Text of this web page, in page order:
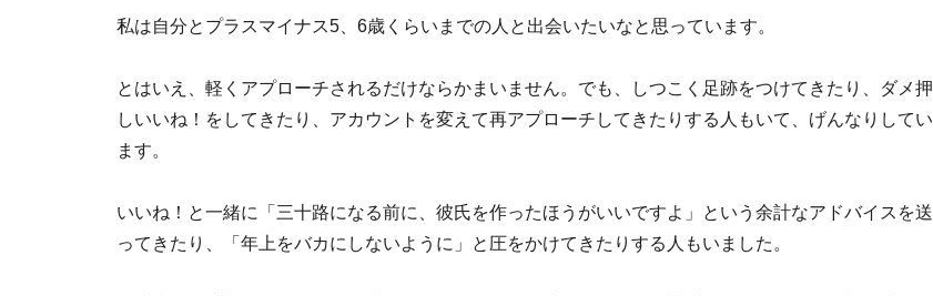
私は自分とプラスマイナス5、6歳くらいまでの人と出会いたいなと思っています。
とはいえ、軽くアプローチされるだけならかまいません。でも、しつこく足跡をつけてきたり、ダメ押
しいいね！をしてきたり、アカウントを変えて再アプローチしてきたりする人もいて、げんなりしてい
ます。
いいね！と一緒に「三十路になる前に、彼氏を作ったほうがいいですよ」という余計なアドバイスを送
ってきたり、「年上をバカにしないように」と圧をかけてきたりする人もいました。